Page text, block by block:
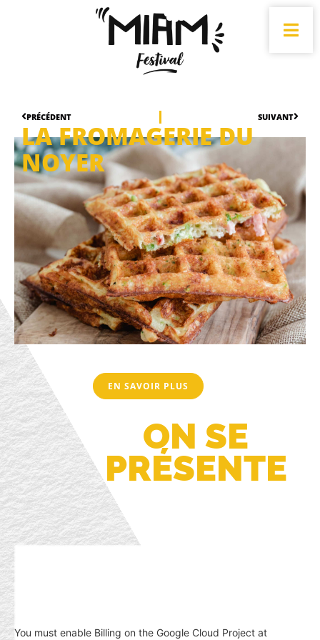
PRÉCÉDENT SUIVANT
LA FROMAGERIE DU
NOYER
ON SE
PRÉSENTE
EN SAVOIR PLUS
You must enable Billing on the Google Cloud Project at